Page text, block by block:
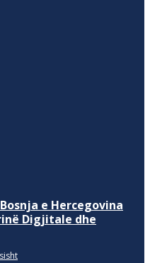
e Hercegovina
Digjitale dhe